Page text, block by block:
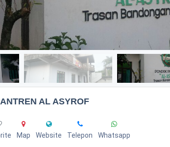
AL ASYROF
Map Website Telepon Whatsapp